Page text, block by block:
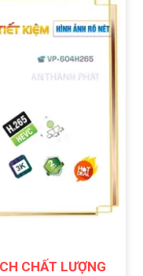
CHẤT LƯỢNG